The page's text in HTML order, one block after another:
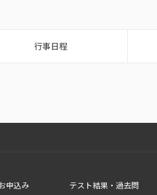
行事日程
申込み テスト結果・過去問